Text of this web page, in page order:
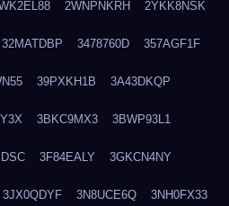
2WNPNKRH 2YKK8NSK
32MATDBP 3478760D 357AGF1F
39PXKH1B 3A43DKQP
3BKC9MX3 3BWP93L1
3F84EALY 3GKCN4NY
3JX0QDYF 3N8UCE6Q 3NH0FX33